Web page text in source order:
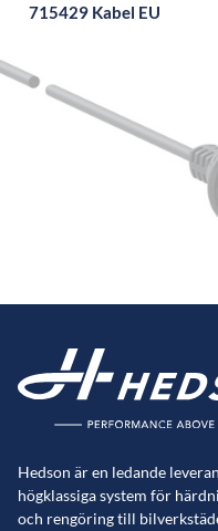
715429 Kabel EU
Hedson är en ledande
högklassiga system för
och rengöring till